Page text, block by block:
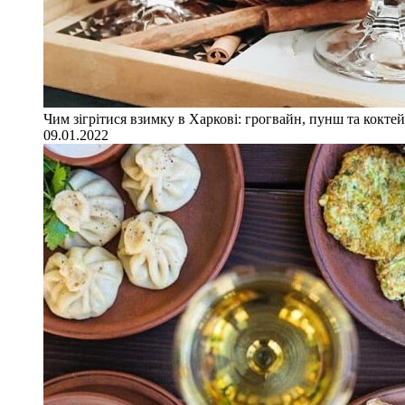
Чим зігрітися взимку в Харкові: грогвайн, пунш та
09.01.2022